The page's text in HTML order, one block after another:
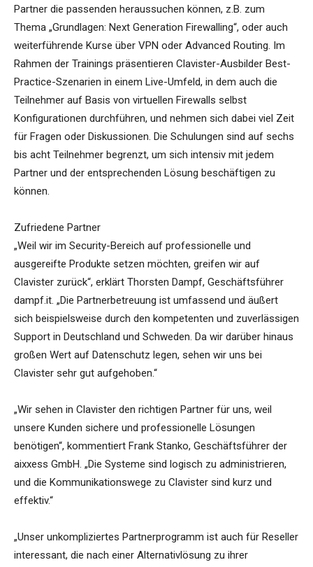
Partner die passenden heraussuchen können, z.B. zum
Thema „Grundlagen: Next Generation Firewalling“, oder auch
weiterführende Kurse über VPN oder Advanced Routing. Im
Rahmen der Trainings präsentieren Clavister-Ausbilder Best-
Practice-Szenarien in einem Live-Umfeld, in dem auch die
Teilnehmer auf Basis von virtuellen Firewalls selbst
Konfigurationen durchführen, und nehmen sich dabei viel Zeit
für Fragen oder Diskussionen. Die Schulungen sind auf sechs
bis acht Teilnehmer begrenzt, um sich intensiv mit jedem
Partner und der entsprechenden Lösung beschäftigen zu
können.
Zufriedene Partner
„Weil wir im Security-Bereich auf professionelle und
ausgereifte Produkte setzen möchten, greifen wir auf
Clavister zurück“, erklärt Thorsten Dampf, Geschäftsführer
dampf.it. „Die Partnerbetreuung ist umfassend und äußert
sich beispielsweise durch den kompetenten und zuverlässigen
Support in Deutschland und Schweden. Da wir darüber hinaus
großen Wert auf Datenschutz legen, sehen wir uns bei
Clavister sehr gut aufgehoben.“
„Wir sehen in Clavister den richtigen Partner für uns, weil
unsere Kunden sichere und professionelle Lösungen
benötigen“, kommentiert Frank Stanko, Geschäftsführer der
aixxess GmbH. „Die Systeme sind logisch zu administrieren,
und die Kommunikationswege zu Clavister sind kurz und
effektiv.“
„Unser unkompliziertes Partnerprogramm ist auch für Reseller
interessant, die nach einer Alternativlösung zu ihrer